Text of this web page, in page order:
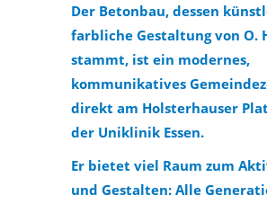
Der Betonbau, dessen
farbliche Gestaltung von O.
stammt, ist ein modernes,
kommunikatives
direkt am Holsterhauser
der Uniklinik Essen.
Er bietet viel Raum zum
und Gestalten: Alle